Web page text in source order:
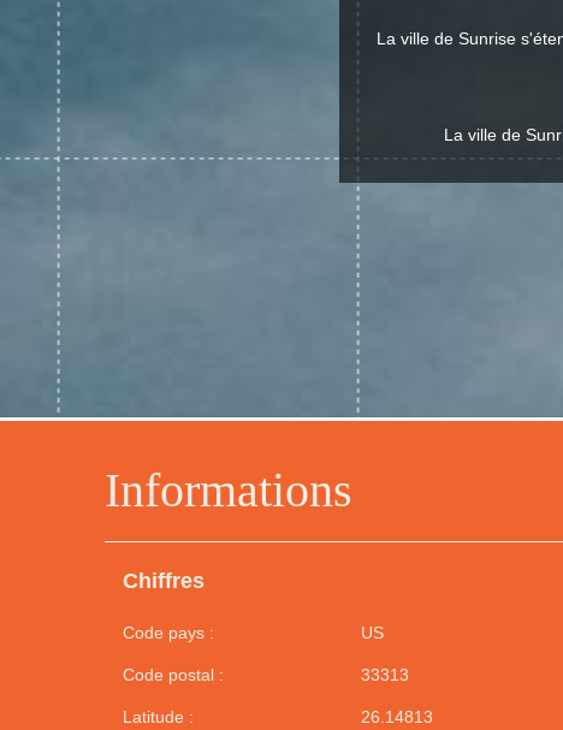
Informations
Chiffres
Code pays : US
Code postal : 33313
Latitude : 26.14813
La ville de Sunrise
La ville de